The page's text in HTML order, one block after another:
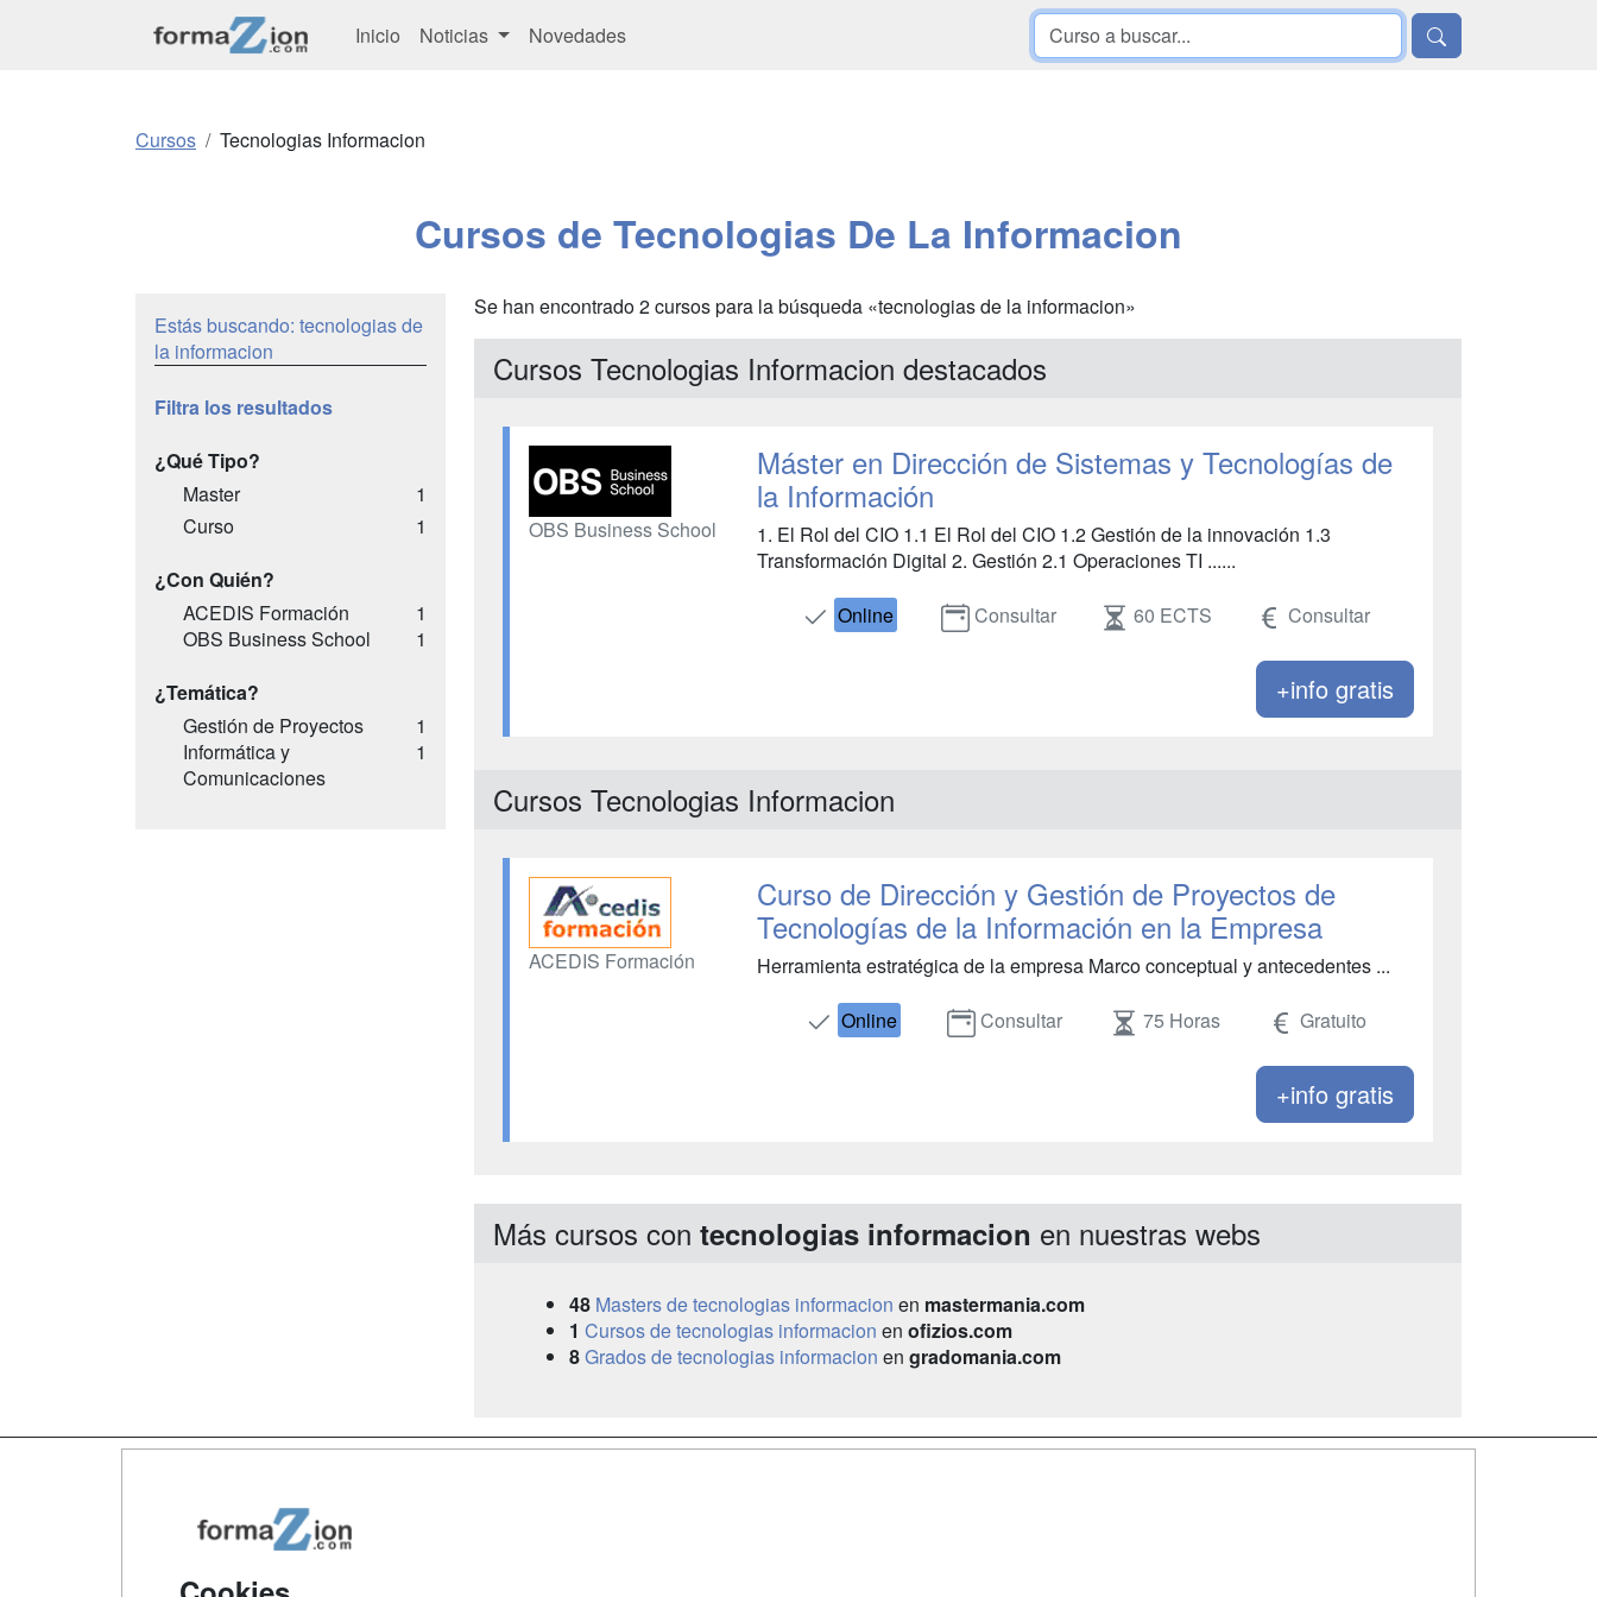
Inicio Noticias Novedades
Cursos Tecnologias Informacion
Cursos de Tecnologias De La Informacion
Estás buscando: tecnologias de
la informacion
Filtra los resultados
¿Qué Tipo?
Master
1
Curso
1
¿Con Quién?
ACEDIS Formación
1
OBS Business School
1
¿Temática?
Gestión de Proyectos
1
Informática y
Comunicaciones
1
Se han encontrado 2 cursos para la búsqueda «tecnologias de la informacion»
Cursos Tecnologias Informacion destacados
OBS Business School
Máster en Dirección de Sistemas y Tecnologías de
la Información
1. El Rol del CIO 1.1 El Rol del CIO 1.2 Gestión de la innovación 1.3
Transformación Digital 2. Gestión 2.1 Operaciones TI ......
Online
Consultar 60 ECTS Consultar
+info gratis
Cursos Tecnologias Informacion
ACEDIS Formación
Curso de Dirección y Gestión de Proyectos de
Tecnologías de la Información en la Empresa
Herramienta estratégica de la empresa Marco conceptual y antecedentes ...
Online
Consultar 75 Horas Gratuito
+info gratis
Más cursos con tecnologias informacion en nuestras webs
48 Masters de tecnologias informacion en mastermania.com
1 Cursos de tecnologias informacion en ofizios.com
8Grados de tecnologias informacion en gradomania.com